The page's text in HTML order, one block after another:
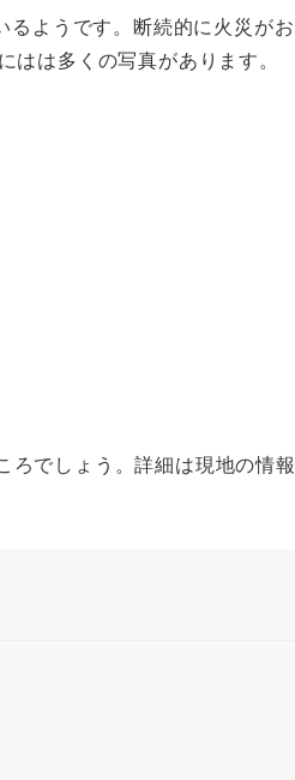
ようです。断続的に火災が
は多くの写真があります。
でしょう。詳細は現地の情